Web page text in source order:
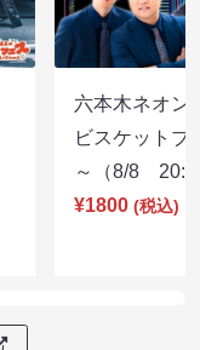
六本木ネオン
ビスケットブ
～（8/8
¥1800 (税込)